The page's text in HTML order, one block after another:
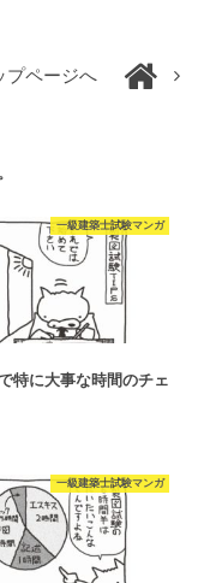
プページへ
一級建築士試験マンガ
特に大事な時間のチェ
一級建築士試験マンガ